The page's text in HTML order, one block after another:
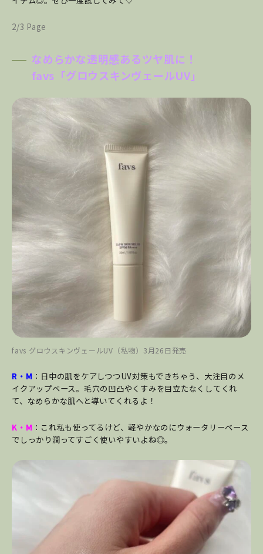
2/3 Page
なめらかな透明感あるツヤ肌に！
favs「グロウスキンヴェールUV」
favs グロウスキンヴェールUV（私物）3月26日発売
R・M ：日中の肌をケアしつつUV対策もできちゃう、大注目のメ
イクアップベース。毛穴の凹凸やくすみを目立たなくしてくれ
て、なめらかな肌へと導いてくれるよ！
K・M ：これ私も使ってるけど、軽やかなのにウォータリーベース
でしっかり潤ってすごく使いやすいよね◎。